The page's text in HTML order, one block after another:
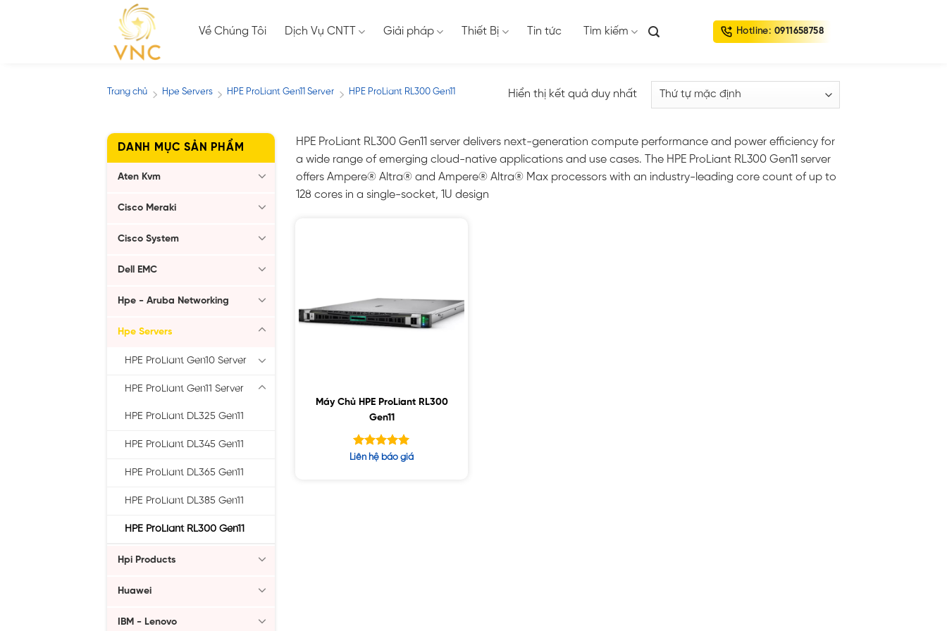
Về Chúng Tôi Dịch Vụ CNTT Giải pháp Thiết Bị Tin tức Tìm kiếm Hotline: 0911658758
Trang chủ / Hpe Servers / HPE ProLiant Gen11 Server / HPE ProLiant RL300 Gen11 Hiển thị kết quả duy nhất
DANH MỤC SẢN PHẨM
Aten Kvm
Cisco Meraki
Cisco System
Dell EMC
Hpe - Aruba Networking
Hpe Servers
HPE ProLiant Gen10 Server
HPE ProLiant Gen11 Server
HPE ProLiant DL325 Gen11
HPE ProLiant DL345 Gen11
HPE ProLiant DL365 Gen11
HPE ProLiant DL385 Gen11
HPE ProLiant RL300 Gen11
Hpi Products
Huawei
IBM - Lenovo
HPE ProLiant RL300 Gen11 server delivers next-generation compute performance and power efficiency for
a wide range of emerging cloud-native applications and use cases. The HPE ProLiant RL300 Gen11 server
offers Ampere® Altra® and Ampere® Altra® Max processors with an industry-leading core count of up to
128 cores in a single-socket, 1U design
Máy Chủ HPE ProLiant RL300
Gen11
Được xếp
Liên hệ báo giá